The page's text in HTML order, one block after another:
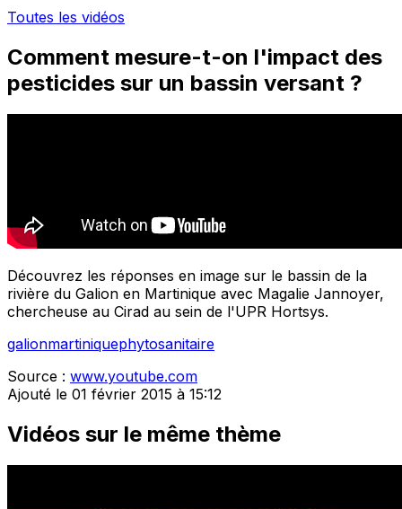
Toutes les vidéos
Comment mesure-t-on l'impact des
pesticides sur un bassin versant ?
Découvrez les réponses en image sur le bassin de la
rivière du Galion en Martinique avec Magalie Jannoyer,
chercheuse au Cirad au sein de l'UPR Hortsys.
galionmartiniquephytosanitaire
Source : www.youtube.com
Ajouté le 01 février 2015 à 15:12
Vidéos sur le même thème